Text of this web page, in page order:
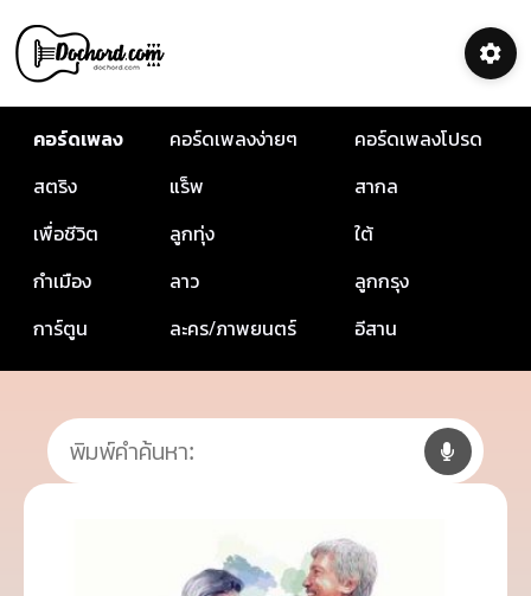
คอร์ดเพลง คอร์ดเพลงง่ายๆ
คอร์ดเพลงโปรด
สตริง
แร็พ
สากล
เพื่อชีวิต
ลูกทุ่ง
ใต้
กำเมือง
ลาว
ลูกกรุง
การ์ตูน
ละคร/ภาพยนตร์ อีสาน